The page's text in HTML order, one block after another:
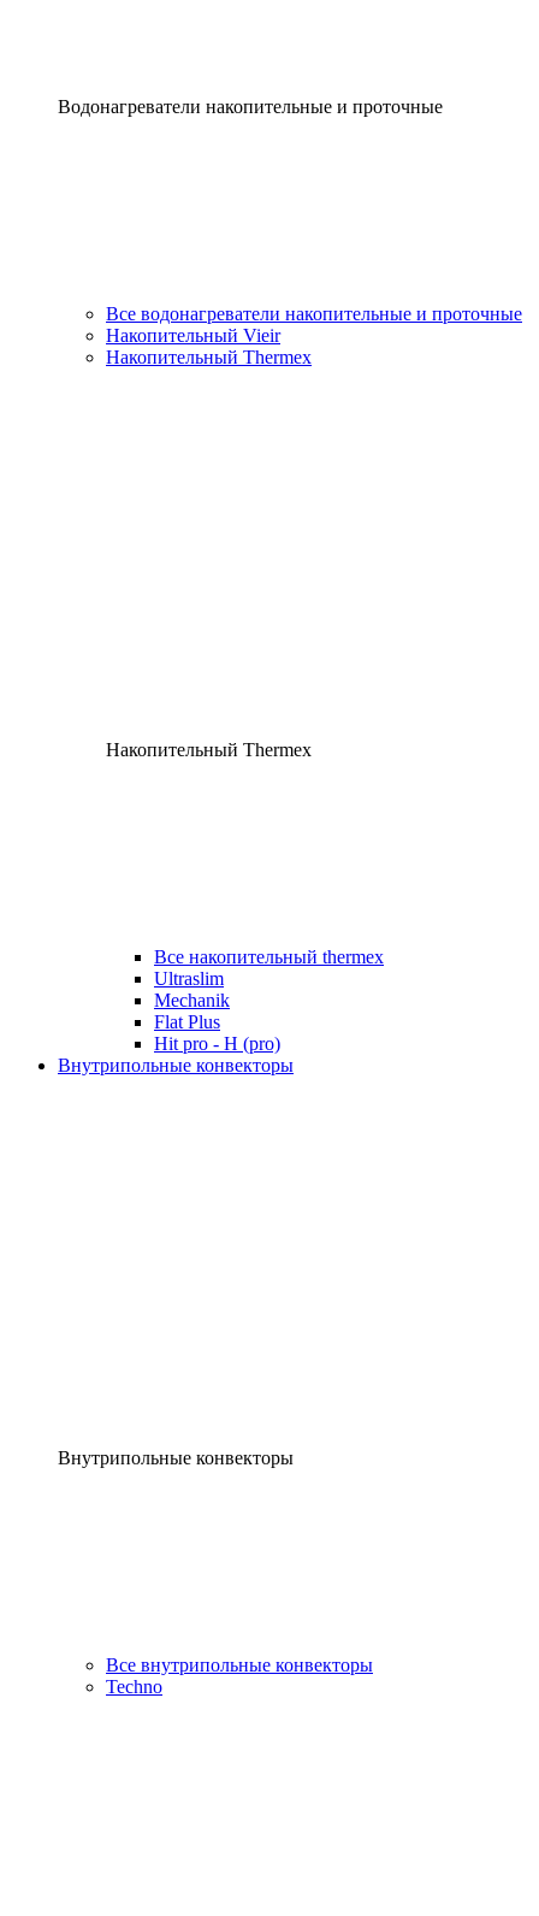
Водонагреватели накопительные и проточные
Все водонагреватели накопительные и проточные
Накопительный Vieir
Накопительный Thermex
Накопительный Thermex
Все накопительный thermex
Ultraslim
Mechanik
Flat Plus
Hit pro - H (pro)
Внутрипольные конвекторы
Внутрипольные конвекторы
Все внутрипольные конвекторы
Techno